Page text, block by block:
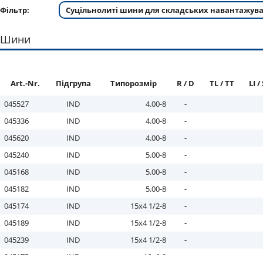
Фільтр: Суцільнолиті шини для складських
Шини
Art.-Nr. Підгрупа Типорозмір R / D TL / TT
LI /
045527
IND 4.00-8
-
045336
IND 4.00-8
-
045620
IND 4.00-8
-
045240
IND 5.00-8
-
045168
IND 5.00-8
-
045182
IND 5.00-8
-
045174
IND 15x4 1/2-8
-
045189
IND 15x4 1/2-8
-
045239
IND 15x4 1/2-8
-